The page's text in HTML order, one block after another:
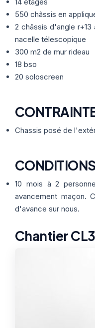
Nos Formules
550 châssis en
2 châssis d'angle
nacelle télescopique
300 m2 de mur rideau
18 bso
20 soloscreen
Chassis posé de
10 mois à 2
avancement maçon.
d'avance sur nous.
Chantier